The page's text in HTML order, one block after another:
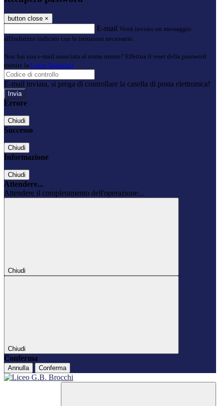
button close ×
E-mail Verrà inviato un messaggio
all'indirizzo indicato con le istruzioni necessarie.
Non hai una e-mail associata al nome utente? Effettua il reset della password
tramite la Login Spaggiari
E-mail inviata, si prega di controllare la casella di posta elettronica!
Errore
Chiudi
Successo
Chiudi
Informazione
Chiudi
Attendere...
Attendere il completamento dell'operazione...
Chiudi
Chiudi
Conferma
Annulla Conferma